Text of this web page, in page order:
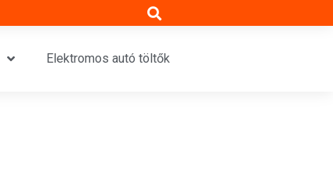
Elektromos autó töltők